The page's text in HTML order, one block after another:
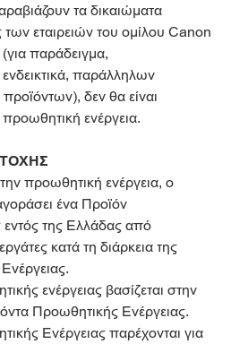
τα δικαιώματα
των εταιρειών του ομίλου Canon
παράδειγμα,
παράλληλων
δεν θα είναι
προωθητική ενέργεια.
προωθητική ενέργεια, ο
ένα Προϊόν
της Ελλάδας από
κατά τη διάρκεια της
ενέργειας βασίζεται στην
Προωθητικής Ενέργειας.
Ενέργειας παρέχονται για